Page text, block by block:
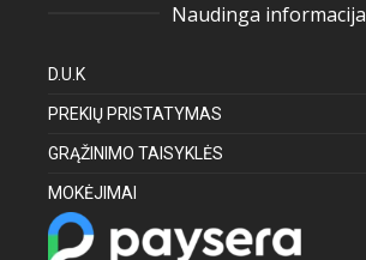
Naudinga informacija
D.U.K
PREKIŲ PRISTATYMAS
GRĄŽINIMO TAISYKLĖS
MOKĖJIMAI